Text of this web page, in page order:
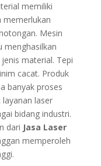
memiliki
memerlukan
Mesin
menghasilkan
material. Tepi
cacat. Produk
banyak proses
laser
bidang industri.
dari Jasa Laser
memperoleh